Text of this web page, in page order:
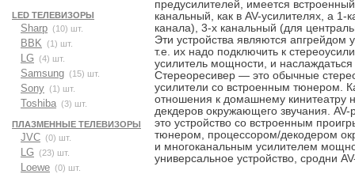
LED ТЕЛЕВИЗОРЫ
Sharp (10) шт.
BBK (1) шт.
LG (4) шт.
Samsung (15) шт.
Sony (1) шт.
Toshiba (3) шт.
ПЛАЗМЕННЫЕ ТЕЛЕВИЗОРЫ
JVC (0) шт.
LG (23) шт.
Loewe (0) шт.
предусилителей, имеется
канальный, как в AV-усилителях, а 1-
канала), 3-х канальный (для
Эти устройства являются
т.е. их надо подключить к
усилитель мощности, и
Стереоресивер — это обычные
усилители со встроенным тюнером.
отношения к домашнему кинитеатру
декдеров окружающего звучания.
это устройство со встроенным
тюнером, процессором/декодером
и многоканальным усилителем
универсальное устройство, сродни